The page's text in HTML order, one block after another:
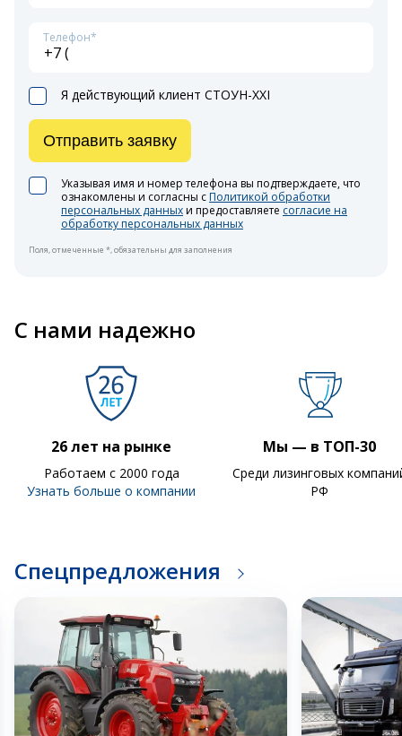
Телефон*
Я действующий клиент СТОУН-XXI
Указывая имя и номер телефона вы подтверждаете, что
ознакомлены и согласны с Политикой обработки
персональных данныхи предоставляете согласие на
обработку персональных данных
Отправить заявку
Поля, отмеченные *, обязательны для заполнения
С нами надежно
26 лет на рынке
Работаем с 2000 года
Узнать больше о компании
Мы — в ТОП-30
Среди лизинговых
РФ
Спецпредложения